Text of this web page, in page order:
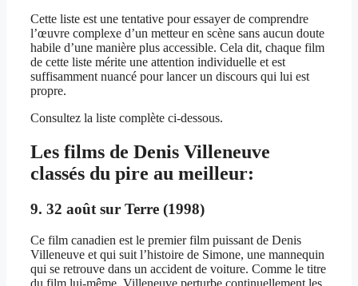
Cette liste est une tentative pour essayer de comprendre
l’œuvre complexe d’un metteur en scène sans aucun doute
habile d’une manière plus accessible. Cela dit, chaque film
de cette liste mérite une attention individuelle et est
suffisamment nuancé pour lancer un discours qui lui est
propre.
Consultez la liste complète ci-dessous.
Les films de Denis Villeneuve
classés du pire au meilleur:
9. 32 août sur Terre (1998)
Ce film canadien est le premier film puissant de Denis
Villeneuve et qui suit l’histoire de Simone, une mannequin
qui se retrouve dans un accident de voiture. Comme le titre
du film lui-même, Villeneuve perturbe continuellement les